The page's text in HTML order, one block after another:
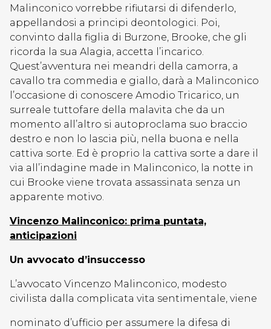
Malinconico vorrebbe rifiutarsi di difenderlo,
appellandosi a principi deontologici. Poi,
convinto dalla figlia di Burzone, Brooke, che gli
ricorda la sua Alagia, accetta l’incarico.
Quest’avventura nei meandri della camorra, a
cavallo tra commedia e giallo, darà a Malinconico
l’occasione di conoscere Amodio Tricarico, un
surreale tuttofare della malavita che da un
momento all’altro si autoproclama suo braccio
destro e non lo lascia più, nella buona e nella
cattiva sorte. Ed è proprio la cattiva sorte a dare il
via all’indagine made in Malinconico, la notte in
cui Brooke viene trovata assassinata senza un
apparente motivo.
Vincenzo Malinconico: prima puntata,
anticipazioni
Un avvocato d’insuccesso
L’avvocato Vincenzo Malinconico, modesto
civilista dalla complicata vita sentimentale, viene
nominato d’ufficio per assumere la difesa di